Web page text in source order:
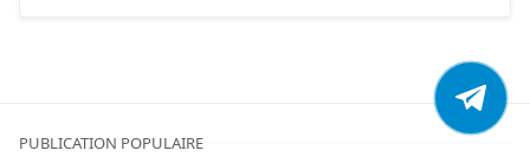
PUBLICATION POPULAIRE